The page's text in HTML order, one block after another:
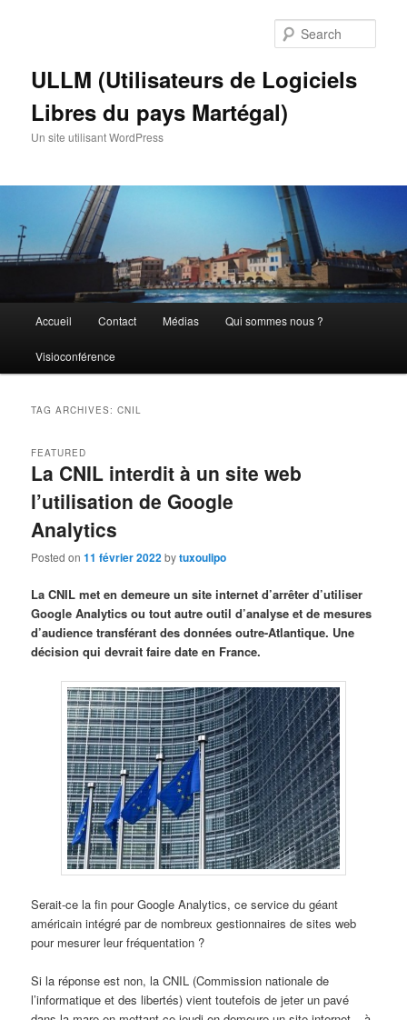
ULLM (Utilisateurs de Logiciels
Libres du pays Martégal)
Un site utilisant WordPress
Accueil Contact Médias Qui sommes nous ?
Visioconférence
TAG ARCHIVES:CNIL
La CNIL interdit à un site web
l’utilisation de Google
Analytics
FEATURED
Posted on11 février 2022bytuxoulipo
La CNIL met en demeure un site internet d’arrêter d’utiliser
Google Analytics ou tout autre outil d’analyse et de mesures
d’audience transférant des données outre-Atlantique. Une
décision qui devrait faire date en France.
Serait-ce la fin pour Google Analytics, ce service du géant
américain intégré par de nombreux gestionnaires de sites web
pour mesurer leur fréquentation ?
Si la réponse est non, la CNIL (Commission nationale de
l’informatique et des libertés) vient toutefois de jeter un pavé